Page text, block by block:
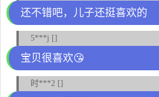
还不错吧，儿子还挺喜欢的
5***j []
宝贝很喜欢😘
时***2 []